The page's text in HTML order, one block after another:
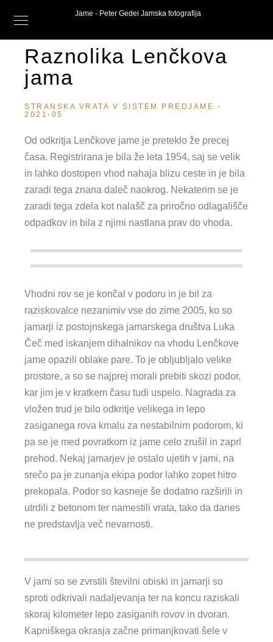
Jame - Peter Gedei Jamska fotografija
Raznolika Lenčkova
jama
STRANSKA VRATA V SISTEM PREDJAME -
2021-05
Od odkritja Lenčkove jame je preteklo že precej
časa. Registrirana je bila že leta 1954, saj se velik
in lahko dostopen vhod nahaja blizu ceste in je bila
zaradi tega znana daleč naokrog. Nekaterim se je
zaradi tega zdela kot nalašč za priročno odlagališče
odpadkov in bila z njimi nastlana prav do vhoda.
Vhod v Lenčkovo jamo
Vhodni rov se je končal v podoru in je bil za
raziskovalce nezanimiv vse do zime 2005, ko so
jamarji iz postojnskega jamarskega društva Luka
Čeč med iskanjem dihalnikov na vhodu Lenčkove
jame opazili oblake pare. To je obljubljalo velike
prostore, a so se najprej morali prebiti skozi podor,
kar jim je v kratkem času tudi uspelo. Nagrada za
vložen trud je bilo odkritje velikega in lepo
zasiganega rova kmalu za nestabilnim podorom, ki
pa se je med povratkom iz jame celo zrušil in zaprl
prehod. Nekaj jamarjev je ostalo ujetih v jami, na
srečo pa je zunanja ekipa podor lahko zopet hitro
prekopala. Podor so kasneje še dodatno razširili in
utrdili z betonom ter namestili vrata, tako da danes
ne predstavlja več nevarnosti.
V jami so se zvrstili številni obiski in jamarji so
sproti odkrivali nadaljevanja ter na koncu raziskali
skoraj kilometer lepo zasiganih rovov in dvoran.
Kapniškega okrasja začne primanjkovati šele v